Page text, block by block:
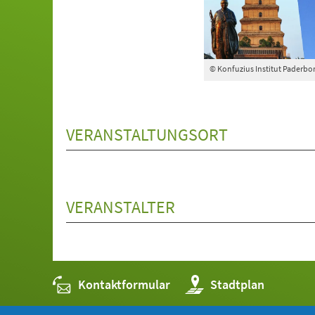
© Konfuzius Institut
VERANSTALTUNGSORT
VERANSTALTER
Kontaktformular Stadtplan
(Öffnet
in
einem